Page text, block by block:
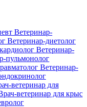
Ветеринар-
Ветеринар-диетолог
Ветеринар-
пульмонолог
Ветеринар-
ветеринар для
ветеринар для крыс